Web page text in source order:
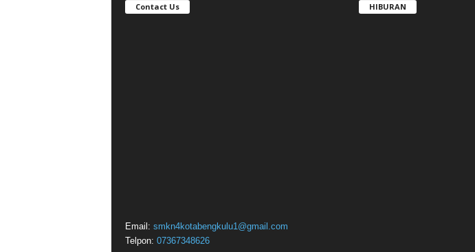
Contact Us
Email: smkn4kotabengkulu1@gmail.com
Telpon: 07367348626
HIBURAN